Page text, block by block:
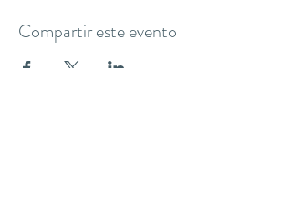
Compartir este evento